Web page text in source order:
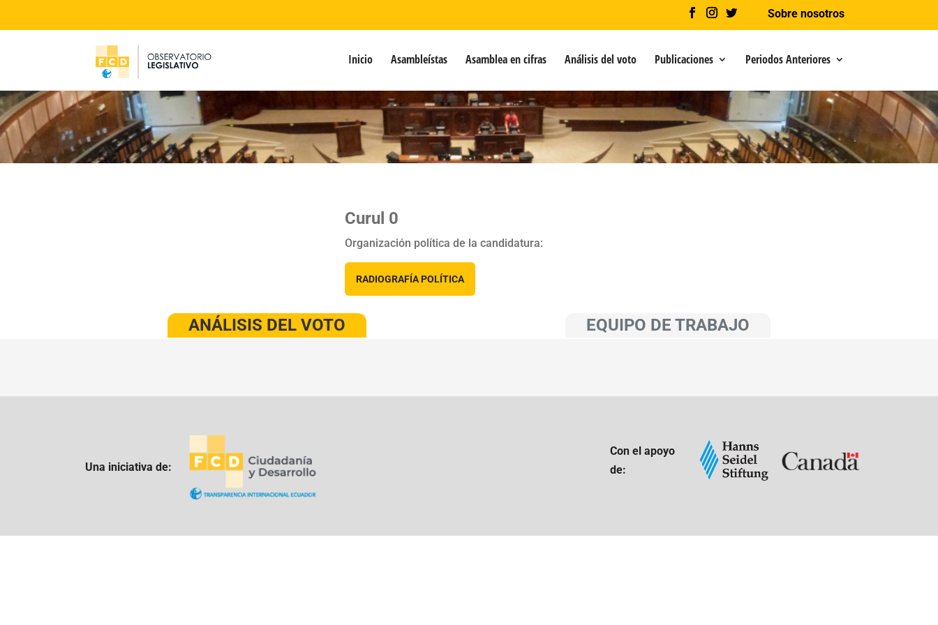
Sobre nosotros
Inicio Asambleístas Asamblea en cifras Análisis del voto Publicaciones Periodos Anteriores
Curul 0
Organización política de la candidatura:
RADIOGRAFÍA POLÍTICA
ANÁLISIS DEL VOTO EQUIPO DE TRABAJO
Una iniciativa de:
Con el apoyo
de: